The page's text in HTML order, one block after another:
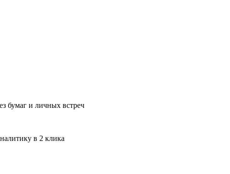
бумаг и личных встреч
в 2 клика